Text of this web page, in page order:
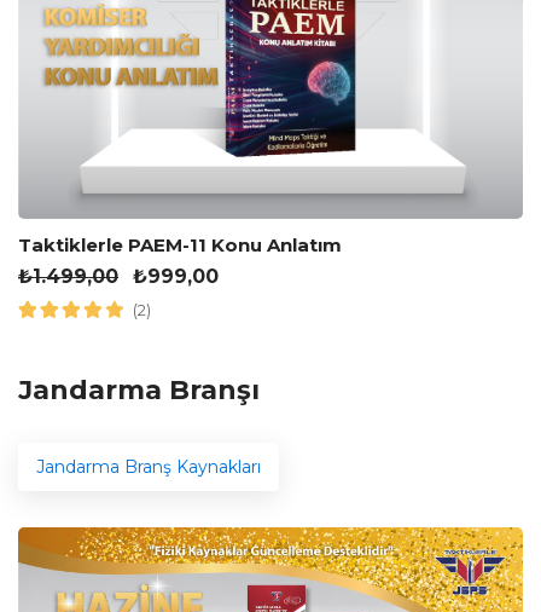
Taktiklerle PAEM-11 Konu Anlatım
₺1.499,00 ₺999,00
(2)
Jandarma Branşı
Jandarma Branş Kaynakları